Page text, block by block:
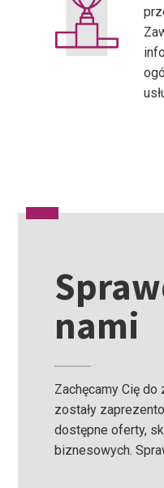
nami
Zachęcamy Cię
zostały
dostępne oferty,
biznesowych.